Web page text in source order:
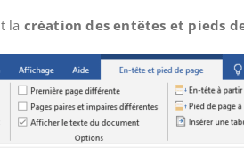
la création des entêtes et pieds